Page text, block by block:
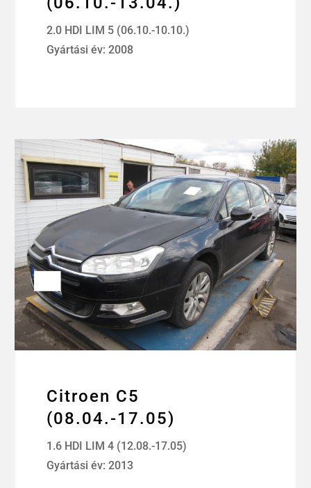
2.0 HDI LIM 5 (06.10.-10.10.)
Gyártási év: 2008
Citroen C5
(08.04.-17.05)
1.6 HDI LIM 4 (12.08.-17.05)
Gyártási év: 2013